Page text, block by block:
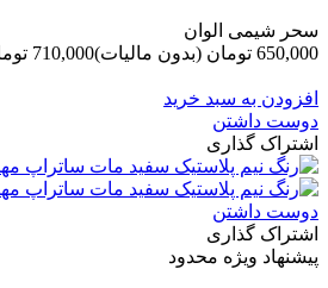
سحر شیمی الوان
650,000 تومان
(بدون مالیات)710,000 تومان
افزودن به سبد خرید
دوست داشتن
اشتراک گذاری
دوست داشتن
اشتراک گذاری
پیشنهاد ویژه محدود